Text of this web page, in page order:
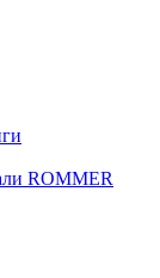
ROMMER